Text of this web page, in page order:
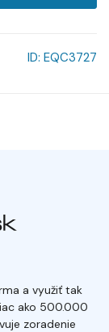
ID: EQC3727
a využiť tak
ako 500.000
zoradenie